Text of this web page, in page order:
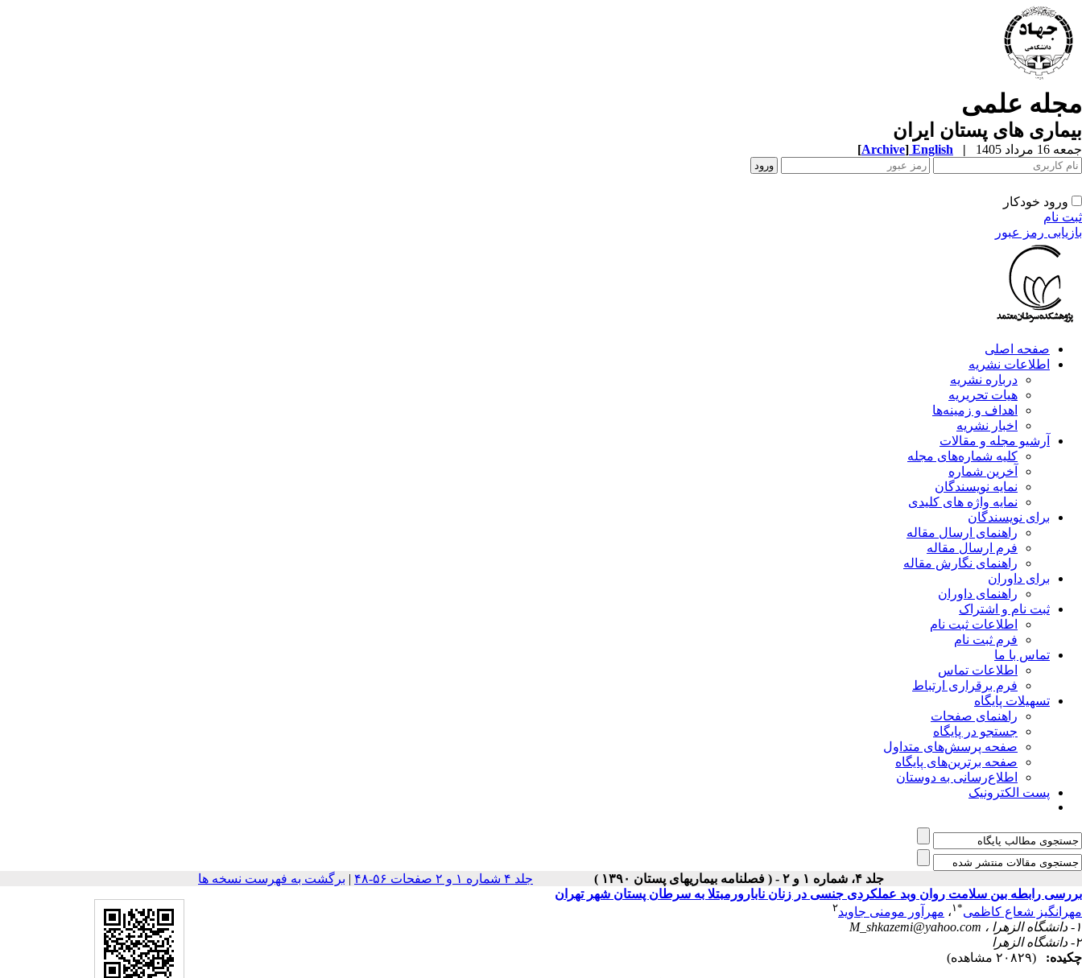
مجله علمی
بیماری های پستان ایران
جمعه 16 مرداد 1405 |
English
[Archive]
ورود خودکار
ثبت نام
بازیابی رمز عبور
صفحه اصلی
اطلاعات نشریه
درباره نشریه
هیات تحریریه
اهداف و زمینه‌ها
اخبار نشریه
آرشیو مجله و مقالات
کلیه شماره‌های مجله
آخرین شماره
نمایه نویسندگان
نمایه واژه های کلیدی
برای نویسندگان
راهنمای ارسال مقاله
فرم ارسال مقاله
راهنمای نگارش مقاله
برای داوران
راهنمای داوران
ثبت نام و اشتراک
اطلاعات ثبت نام
فرم ثبت نام
تماس با ما
اطلاعات تماس
فرم برقراری ارتباط
تسهیلات پایگاه
راهنمای صفحات
جستجو در پایگاه
صفحه پرسش‌های متداول
صفحه برترین‌های پایگاه
اطلاع‌رسانی به دوستان
پست الکترونیک
جلد ۴، شماره ۱ و ۲ - ( فصلنامه بیماریهای پستان ۱۳۹۰ ) جلد ۴ شماره ۱ و ۲ صفحات ۵۶-۴۸ | برگشت به فهرست نسخه ها
بررسی رابطه بین سلامت روان وبد عملکردی جنسی در زنان نابارورمبتلا به سرطان پستان شهر تهران
مهرانگیز شعاع کاظمی*۱ ، مهرآور مومنی جاوید۲
۱- دانشگاه الزهرا ،
M_shkazemi@yahoo.com
۲- دانشگاه الزهرا
چکیده:
(۲۰۸۲۹ مشاهده)